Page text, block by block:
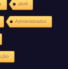
abril
Administrador